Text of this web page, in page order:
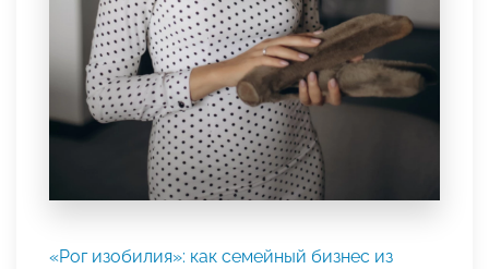
«Рог изобилия»: как семейный бизнес из